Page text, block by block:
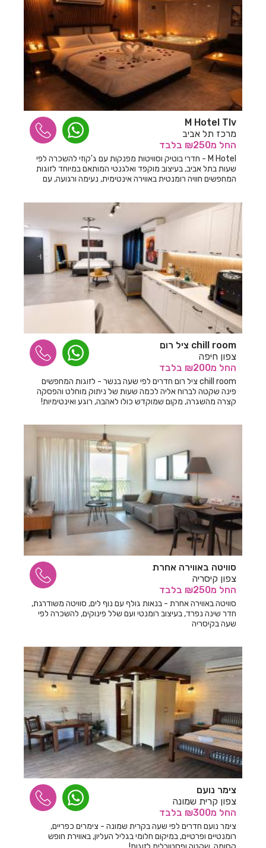
M Hotel Tlv
מרכז תל אביב
החל מ₪250 בלבד
M Hotel - חדרי בוטיק וסוויטות מפנקות עם ג'קוזי להשכרה לפי
שעות בתל אביב, בעיצוב מוקפד ואלגנטי המותאם במיוחד לזוגות
המחפשים חוויה רומנטית באווירה אינטימית, נעימה ורגועה, עם
chill room ציל רום
צפון חיפה
החל מ₪200 בלבד
chill room ציל רום חדרים לפי שעה בנשר - לזוגות המחפשים
פינה שקטה לברוח אליה לכמה שעות של ניתוק מוחלט והפסקה
קצרה מהשגרה, מקום שמוקדש כולו לאהבה, רוגע ואינטימיות!
סוויטה באווירה אחרת
צפון קיסריה
החל מ₪250 בלבד
סוויטה באווירה אחרת - בנאות גולף עם נוף לים, סוויטה משודרגת,
חדר שינה נפרד, בעיצוב רומנטי ועם שלל פינוקים, להשכרה לפי
שעה בקיסריה
צימר נועם
צפון קרית שמונה
החל מ₪300 בלבד
צימר נועם חדרים לפי שעה בקרית שמונה - צימרים כפריים,
רומנטיים ופרטיים, במיקום חלומי בגליל העליון, באווירת חופש